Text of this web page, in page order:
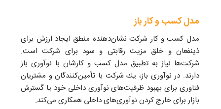
مدل كسب و كار باز
مدل كسب و كار شركت نشان‌دهنده منطق ايجاد ارزش برای
ذينفعان و خلق مزيت رقابتی و سود برای شركت است.
شركت‌ها نياز به تطبيق مدل كسب و كارشان با نوآوری باز
دارند. در نوآوری باز، يك شركت با تأمين‌كنندگان و مشتريان
فناوری برای بهبود ظرفيت‌های نوآوری داخلی خود يا گسترش
بازار برای خارج كردن نوآوری‌های داخلی همكاری می‌كند.